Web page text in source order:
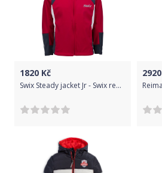
1820 Kč
Swix Steady jacket Jr - Swix red 116
2920